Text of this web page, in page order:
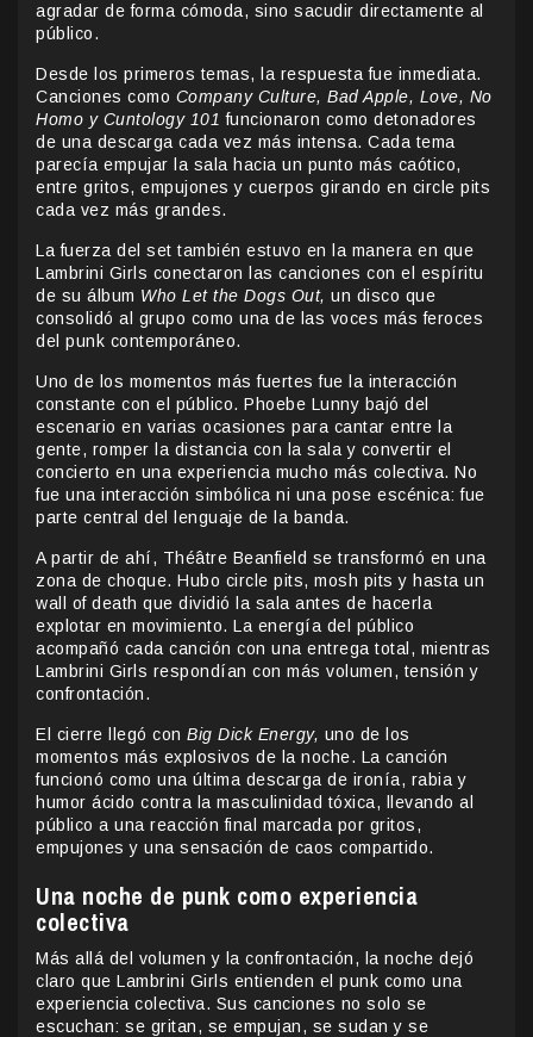
agradar de forma cómoda, sino sacudir directamente al
público.
Desde los primeros temas, la respuesta fue inmediata.
Canciones como Company Culture, Bad Apple, Love, No
Homo y Cuntology 101funcionaron como detonadores
de una descarga cada vez más intensa. Cada tema
parecía empujar la sala hacia un punto más caótico,
entre gritos, empujones y cuerpos girando en circle pits
cada vez más grandes.
La fuerza del set también estuvo en la manera en que
Lambrini Girls conectaron las canciones con el espíritu
de su álbum Who Let the Dogs Out, un disco que
consolidó al grupo como una de las voces más feroces
del punk contemporáneo.
Uno de los momentos más fuertes fue la interacción
constante con el público. Phoebe Lunny bajó del
escenario en varias ocasiones para cantar entre la
gente, romper la distancia con la sala y convertir el
concierto en una experiencia mucho más colectiva. No
fue una interacción simbólica ni una pose escénica: fue
parte central del lenguaje de la banda.
A partir de ahí, Théâtre Beanfield se transformó en una
zona de choque. Hubo circle pits, mosh pits y hasta un
wall of death que dividió la sala antes de hacerla
explotar en movimiento. La energía del público
acompañó cada canción con una entrega total, mientras
Lambrini Girls respondían con más volumen, tensión y
confrontación.
El cierre llegó con Big Dick Energy, uno de los
momentos más explosivos de la noche. La canción
funcionó como una última descarga de ironía, rabia y
humor ácido contra la masculinidad tóxica, llevando al
público a una reacción final marcada por gritos,
empujones y una sensación de caos compartido.
Una noche de punk como experiencia
colectiva
Más allá del volumen y la confrontación, la noche dejó
claro que Lambrini Girls entienden el punk como una
experiencia colectiva. Sus canciones no solo se
escuchan: se gritan, se empujan, se sudan y se